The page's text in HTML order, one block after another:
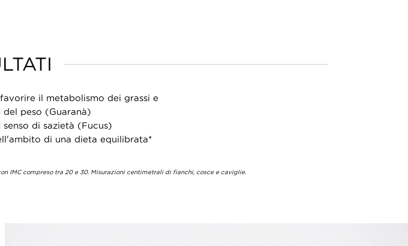
il metabolismo dei grassi e
peso (Guaranà)
di sazietà (Fucus)
di una dieta equilibrata*
IMC compreso tra 20 e 30. Misurazioni centimetrali di fianchi, cosce e caviglie.